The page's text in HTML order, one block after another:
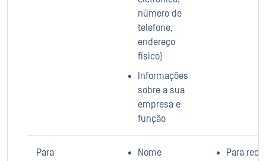
número de
telefone,
endereço
físico)
Informações
sobre a sua
empresa e
função
Para
Nome
Para